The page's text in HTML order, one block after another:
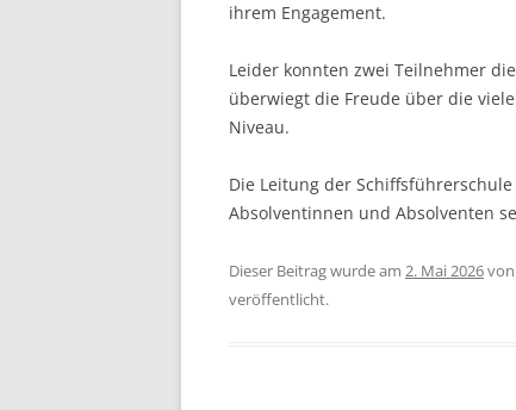
ihrem Engagement.
Leider konnten zwei Teilnehmer
überwiegt die Freude über die
Niveau.
Die Leitung der
Absolventinnen und Absolventen
Dieser Beitrag wurde am 2. Mai 2026von
veröffentlicht.